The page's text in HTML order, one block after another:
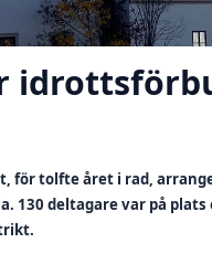
för tolfte året i rad,
130 deltagare var på